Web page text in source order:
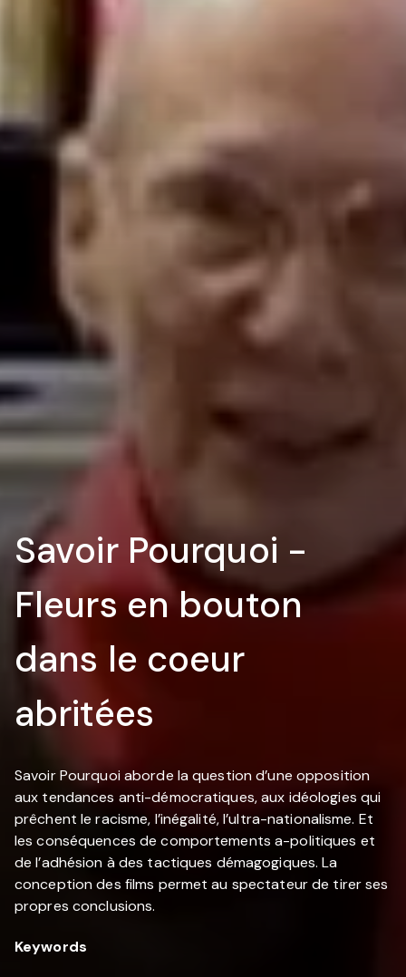
Savoir Pourquoi -
Fleurs en bouton
dans le coeur
abritées
Savoir Pourquoi aborde la question d’une opposition
aux tendances anti-démocratiques, aux idéologies qui
prêchent le racisme, l’inégalité, l’ultra-nationalisme. Et
les conséquences de comportements a-politiques et
de l’adhésion à des tactiques démagogiques. La
conception des films permet au spectateur de tirer ses
propres conclusions.
Keywords